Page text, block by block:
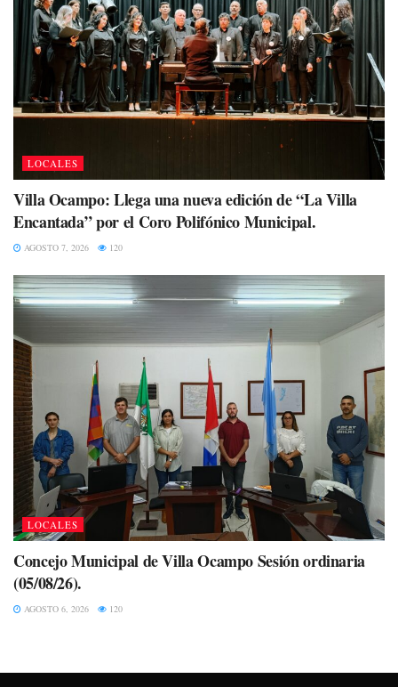
LOCALES
Villa Ocampo: Llega una nueva edición de “La Villa
Encantada” por el Coro Polifónico Municipal.
AGOSTO 7, 2026 120
LOCALES
Concejo Municipal de Villa Ocampo Sesión ordinaria
(05/08/26).
AGOSTO 6, 2026 120